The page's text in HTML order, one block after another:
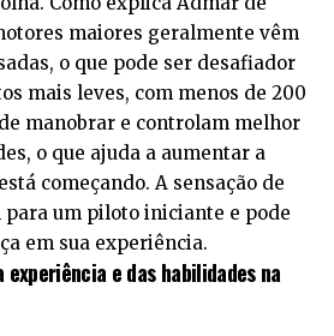
maiores geralmente vêm
o que pode ser desafiador
mais leves, com menos de 200
manobrar e controlam melhor
o que ajuda a aumentar a
começando. A sensação de
para um piloto iniciante e pode
em sua experiência.
e das habilidades na